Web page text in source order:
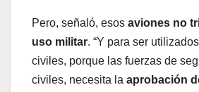
Pero, señaló, esos aviones no
uso militar. “Y para ser
civiles, porque las fuerzas de
civiles, necesita la aprobación